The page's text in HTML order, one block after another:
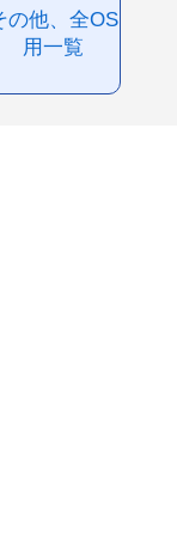
の他、全OS
用一覧